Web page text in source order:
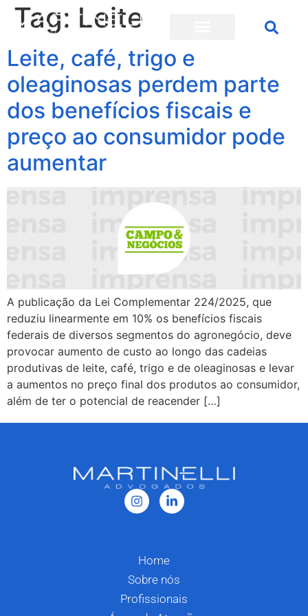
Tag: Leite
Leite, café, trigo e
oleaginosas perdem parte
dos benefícios fiscais e
preço ao consumidor pode
aumentar
A publicação da Lei Complementar 224/2025, que
reduziu linearmente em 10% os benefícios fiscais
federais de diversos segmentos do agronegócio, deve
provocar aumento de custo ao longo das cadeias
produtivas de leite, café, trigo e de oleaginosas e levar
a aumentos no preço final dos produtos ao consumidor,
além de ter o potencial de reacender […]
Home
Sobre nós
Profissionais